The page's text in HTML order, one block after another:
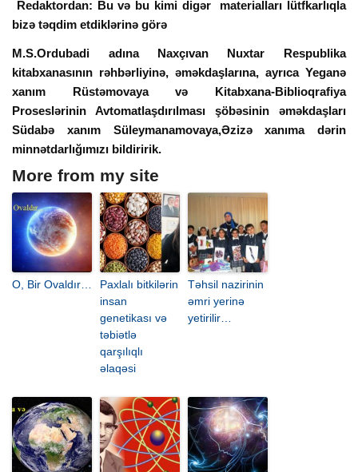
Redaktordan: Bu və bu kimi digər materialları lütfkarlıqla
bizə təqdim etdiklərinə görə
M.S.Ordubadi adına Naxçıvan Nuxtar Respublika
kitabxanasının rəhbərliyinə, əməkdaşlarına, ayrıca Yeganə
xanım Rüstəmovaya və Kitabxana-Biblioqrafiya
Proseslərinin Avtomatlaşdırılması şöbəsinin əməkdaşları
Südabə xanım Süleymanamovaya,Əzizə xanıma dərin
minnətdarlığımızı bildiririk.
More from my site
O, Bir Ovaldır…
Paxlalı bitkilərin
insan
genetikası və
təbiətlə
qarşılıqlı
əlaqəsi
Təhsil nazirinin
əmri yerinə
yetirilir…